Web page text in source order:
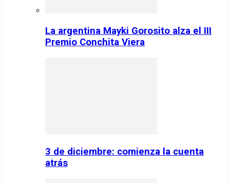
La argentina Mayki Gorosito alza el III
Premio Conchita Viera
3 de diciembre: comienza la cuenta
atrás